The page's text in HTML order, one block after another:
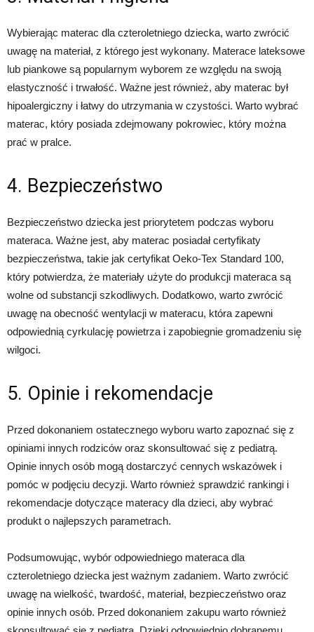
Wybierając materac dla czteroletniego dziecka, warto zwrócić
uwagę na materiał, z którego jest wykonany. Materace lateksowe
lub piankowe są popularnym wyborem ze względu na swoją
elastyczność i trwałość. Ważne jest również, aby materac był
hipoalergiczny i łatwy do utrzymania w czystości. Warto wybrać
materac, który posiada zdejmowany pokrowiec, który można
prać w pralce.
4. Bezpieczeństwo
Bezpieczeństwo dziecka jest priorytetem podczas wyboru
materaca. Ważne jest, aby materac posiadał certyfikaty
bezpieczeństwa, takie jak certyfikat Oeko-Tex Standard 100,
który potwierdza, że materiały użyte do produkcji materaca są
wolne od substancji szkodliwych. Dodatkowo, warto zwrócić
uwagę na obecność wentylacji w materacu, która zapewni
odpowiednią cyrkulację powietrza i zapobiegnie gromadzeniu się
wilgoci.
5. Opinie i rekomendacje
Przed dokonaniem ostatecznego wyboru warto zapoznać się z
opiniami innych rodziców oraz skonsultować się z pediatrą.
Opinie innych osób mogą dostarczyć cennych wskazówek i
pomóc w podjęciu decyzji. Warto również sprawdzić rankingi i
rekomendacje dotyczące materacy dla dzieci, aby wybrać
produkt o najlepszych parametrach.
Podsumowując, wybór odpowiedniego materaca dla
czteroletniego dziecka jest ważnym zadaniem. Warto zwrócić
uwagę na wielkość, twardość, materiał, bezpieczeństwo oraz
opinie innych osób. Przed dokonaniem zakupu warto również